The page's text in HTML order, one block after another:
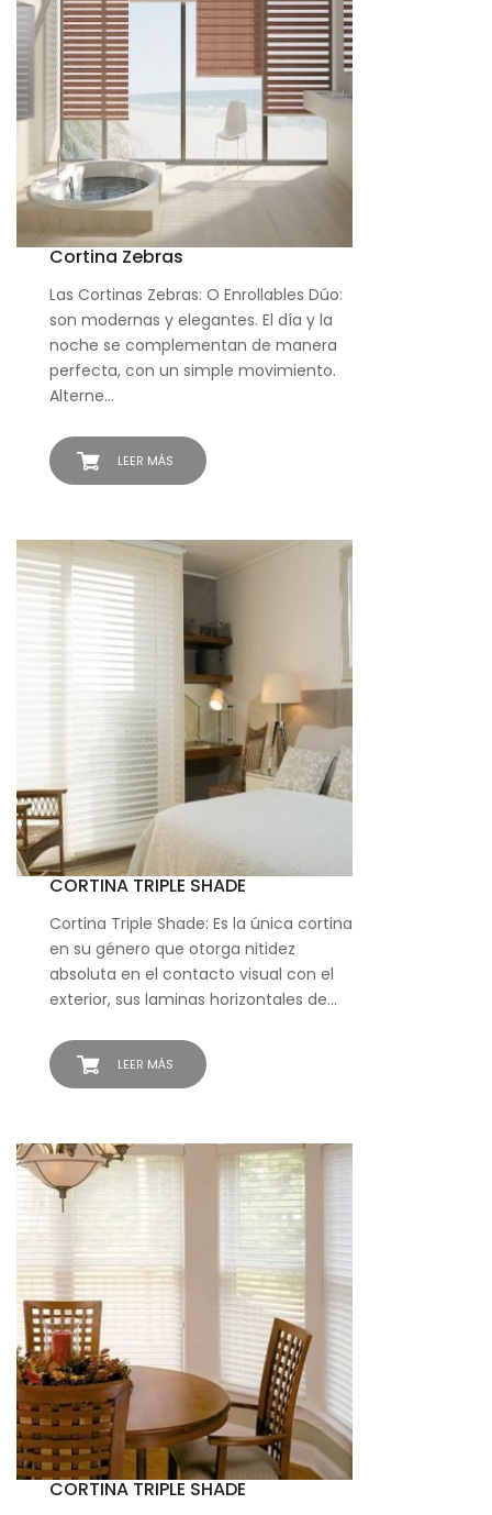
LEER MÁS
Cortina Zebras
Las Cortinas Zebras: O Enrollables Dúo:
son modernas y elegantes. El día y la
noche se complementan de manera
perfecta, con un simple movimiento.
Alterne…
LEER MÁS
CORTINA TRIPLE SHADE
Cortina Triple Shade: Es la única cortina
en su género que otorga nitidez
absoluta en el contacto visual con el
exterior, sus laminas horizontales de…
CORTINA TRIPLE SHADE